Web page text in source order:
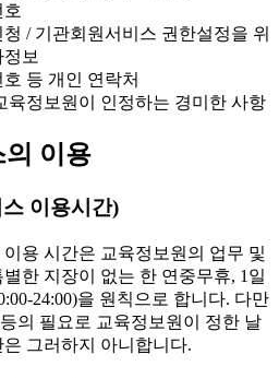
/ 기관회원서비스 권한설정을 위
보
등 개인 연락처
정보원이 인정하는 경미한 사항
의 이용
이용시간)
용 시간은 교육정보원의 업무 및
한 지장이 없는 한 연중무휴, 1일
24:00)을 원칙으로 합니다. 다만
의 필요로 교육정보원이 정한 날
은 그러하지 아니합니다.